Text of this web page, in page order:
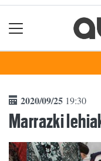
2020/09/25 19:30
Marrazki